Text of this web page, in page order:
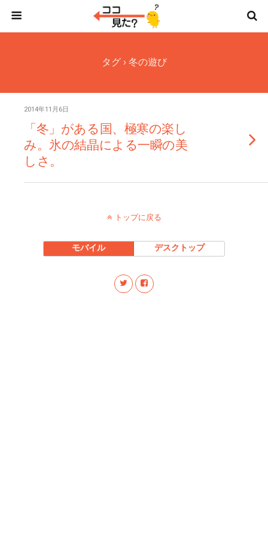
タグ › 冬の遊び
2014年11月6日
「冬」がある国、極寒の楽し
み。氷の結晶による一瞬の美
しさ。
トップに戻る
モバイル デスクトップ